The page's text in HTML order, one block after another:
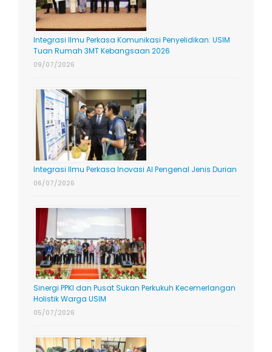
Integrasi Ilmu Perkasa Komunikasi Penyelidikan: USIM
Tuan Rumah 3MT Kebangsaan 2026
09/07/2026
Integrasi Ilmu Perkasa Inovasi AI Pengenal Jenis Durian
06/07/2026
Sinergi PPKI dan Pusat Sukan Perkukuh Kecemerlangan
Holistik Warga USIM
05/07/2026